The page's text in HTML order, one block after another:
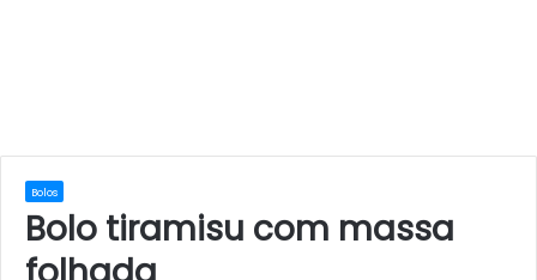
Bolos
Bolo tiramisu com massa